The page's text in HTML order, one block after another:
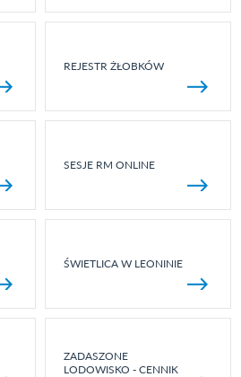
REJESTR ŻŁOBKÓW
SESJE RM ONLINE
ŚWIETLICA W LEONINIE
ZADASZONE
LODOWISKO - CENNIK